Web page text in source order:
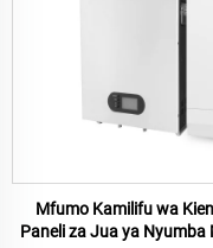
Mfumo Kamilifu wa
Paneli za Jua ya